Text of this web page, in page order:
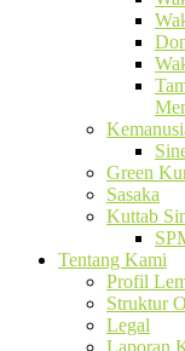
Green
Sasaka
Kuttab
Tentang Kami
Profil
Struktur
Legal
Laporan